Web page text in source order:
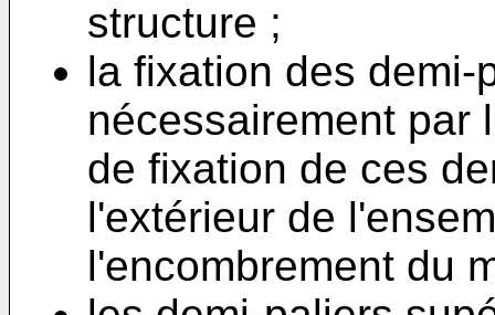
structure ;
la fixation des
nécessairement par
de fixation de ces
l'extérieur de
l'encombrement du